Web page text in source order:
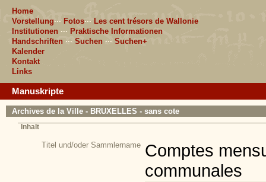
Home
Vorstellung··· Fotos··· Les cent trésors de Wallonie
Institutionen ··· Praktische Informationen
Handschriften ··· Suchen ··· Suchen+
Kalender
Kontakt
Links
Manuskripte
Archives de la Ville - BRUXELLES - sans cote
Inhalt
Titel und/oder Sammlername Comptes
communales